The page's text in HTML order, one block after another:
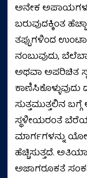
ಅನೇಕ
ಬರುವುದಕ್ಕಿಂತ
ತಪ್ಪುಗಳಿಂದ
ನಂಬುವುದು,
ಅಥವಾ ಅಪರಿಚಿತ
ಸುತ್ತಮುತ್ತಲಿನ ಬಗ್ಗೆ
ಸ್ಥಳೀಯರಂತೆ
ಮಾರ್ಗಗಳನ್ನು
ಹೆಚ್ಚಿಸುತ್ತದೆ.
ಅಜಾಗರೂಕತೆ